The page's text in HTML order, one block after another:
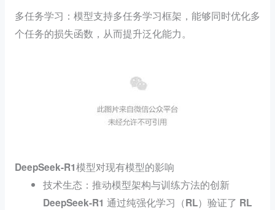
多任务学习 ：模型支持多任务学习框架，能够同时优化多
个任务的损失函数，从而提升泛化能力。
DeepSeek-R1模型对现有模型的影响
技术生态：推动模型架构与训练方法的创新
DeepSeek-R1 通过纯强化学习（RL）验证了 RL